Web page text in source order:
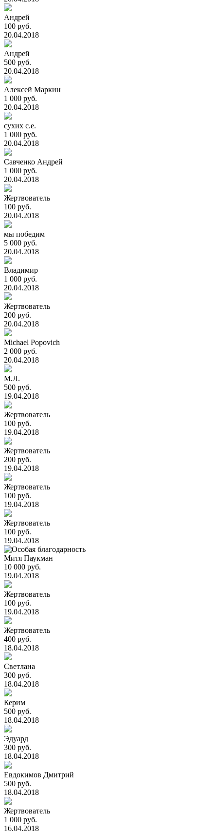
Андрей
100 руб.
20.04.2018
Андрей
500 руб.
20.04.2018
Алексей Маркин
1 000 руб.
20.04.2018
сухих с.е.
1 000 руб.
20.04.2018
Савченко Андрей
1 000 руб.
20.04.2018
Жертвователь
100 руб.
20.04.2018
мы победим
5 000 руб.
20.04.2018
Владимир
1 000 руб.
20.04.2018
Жертвователь
200 руб.
20.04.2018
Michael Popovich
2 000 руб.
20.04.2018
М.Л.
500 руб.
19.04.2018
Жертвователь
100 руб.
19.04.2018
Жертвователь
200 руб.
19.04.2018
Жертвователь
100 руб.
19.04.2018
Жертвователь
100 руб.
19.04.2018
Митя Паукман
10 000 руб.
19.04.2018
Жертвователь
100 руб.
19.04.2018
Жертвователь
400 руб.
18.04.2018
Светлана
300 руб.
18.04.2018
Керим
500 руб.
18.04.2018
Эдуард
300 руб.
18.04.2018
Евдокимов Дмитрий
500 руб.
18.04.2018
Жертвователь
1 000 руб.
16.04.2018